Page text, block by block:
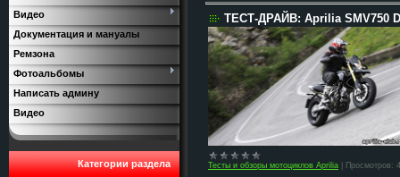
Видео
Документация и мануалы
Ремзона
Фотоальбомы
Написать админу
Видео
Категории раздела
ТЕСТ-ДРАЙВ: Aprilia SMV750
Тесты и обзоры мотоциклов Aprilia Просмотров: